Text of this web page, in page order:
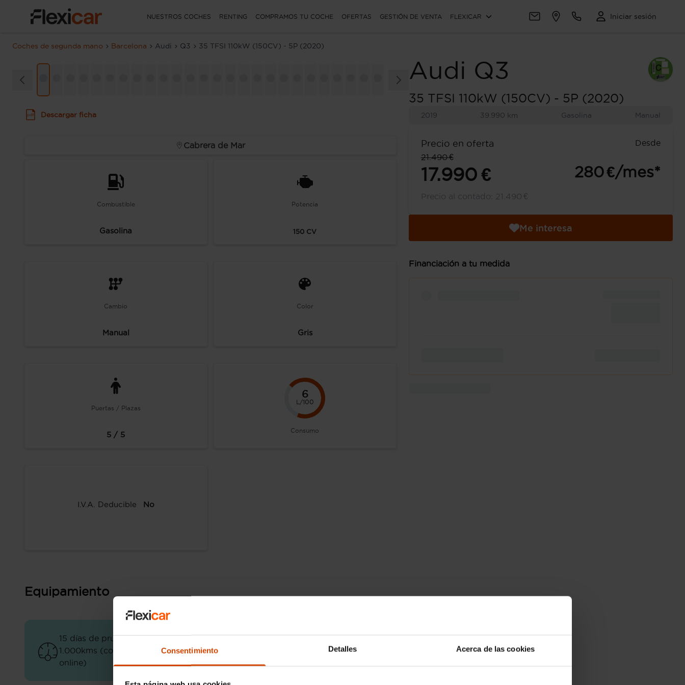
Consentimiento Detalles Acerca de las cookies
NUESTROS COCHES RENTING COMPRAMOS TU COCHE OFERTAS GESTIÓN DE VENTA FLEXICAR Iniciar sesión
Coches de segunda mano Barcelona Audi Q3 35 TFSI 110kW (150CV) - 5P (2020)
Audi Q3
35 TFSI 110kW (150CV) - 5P (2020)
2019 39.990 km Gasolina Manual
Precio en oferta
Desde
21.490 €
17.990 € 280 €/mes*
Precio al contado: 21.490 €
Me interesa
Financiación a tu medida
Descargar ficha
Cabrera de Mar
Combustible
Gasolina
Potencia
150 CV
Cambio
Manual
Color
Gris
Puertas / Plazas
5 / 5
6
L/100
Consumo
I.V.A. Deducible No
Equipamiento
15 días de prueba ó
1.000kms (compras
online)
Premium (opcional)
Si quieres te lo